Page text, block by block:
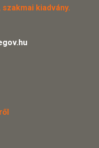
kiadvány.